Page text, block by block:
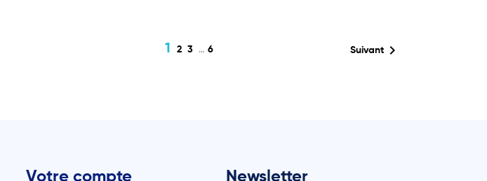
123 … 6 Suivant
Votre compte Newsletter